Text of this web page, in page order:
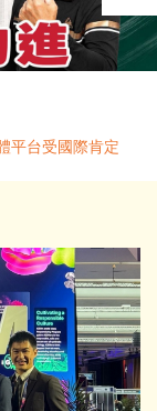
平台受國際肯定